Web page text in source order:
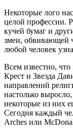
Некоторые лого
целой профессии.
кучей бумаг и
змеи, обвивающей
любой человек
Всем известно,
Крест и Звезда
направлений
настолько
некоторые из них
Сегодня каждый
Arches или